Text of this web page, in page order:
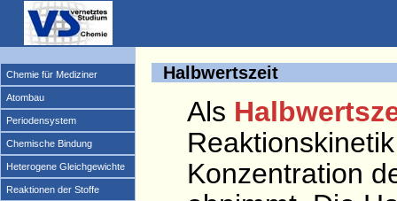
Chemie für Mediziner
Atombau
Periodensystem
Chemische Bindung
Heterogene Gleichgewichte
Reaktionen der Stoffe
Halbwertszeit
Als
Konzentration